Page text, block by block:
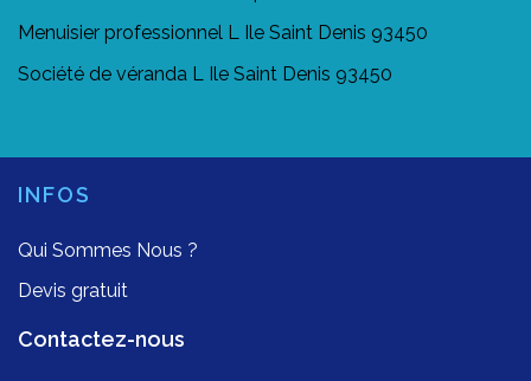
Menuisier professionnel L Ile Saint Denis 93450
Société de véranda L Ile Saint Denis 93450
INFOS
Qui Sommes Nous ?
Devis gratuit
Contactez-nous